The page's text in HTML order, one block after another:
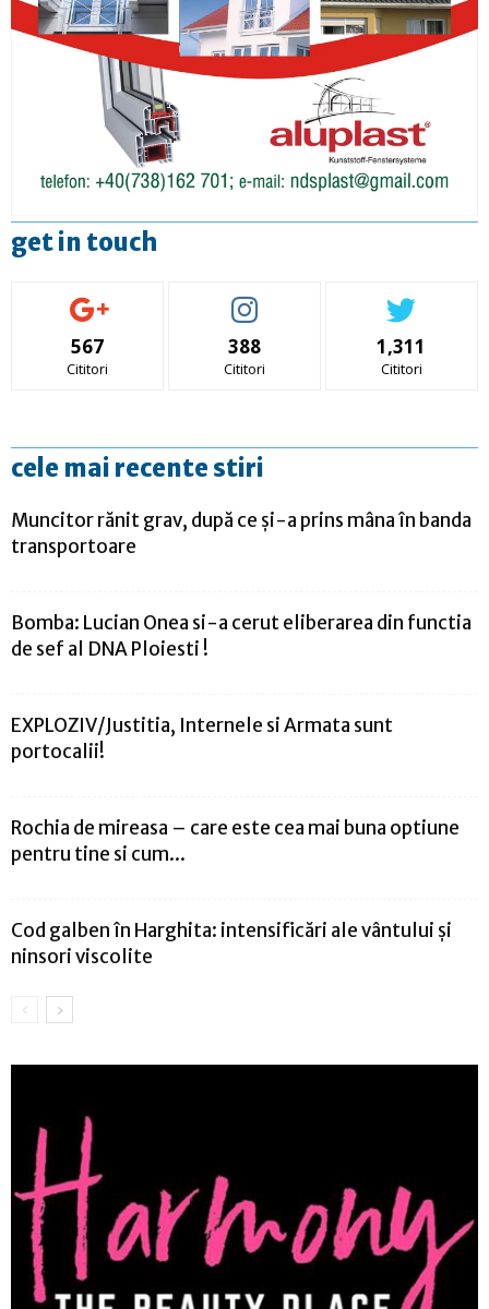
get in touch
567
Cititori
388
Cititori
1,311
Cititori
cele mai recente stiri
Muncitor rănit grav, după ce și-a prins mâna în banda
transportoare
Bomba: Lucian Onea si-a cerut eliberarea din functia
de sef al DNA Ploiesti !
EXPLOZIV/Justitia, Internele si Armata sunt
portocalii!
Rochia de mireasa – care este cea mai buna optiune
pentru tine si cum...
Cod galben în Harghita: intensificări ale vântului și
ninsori viscolite